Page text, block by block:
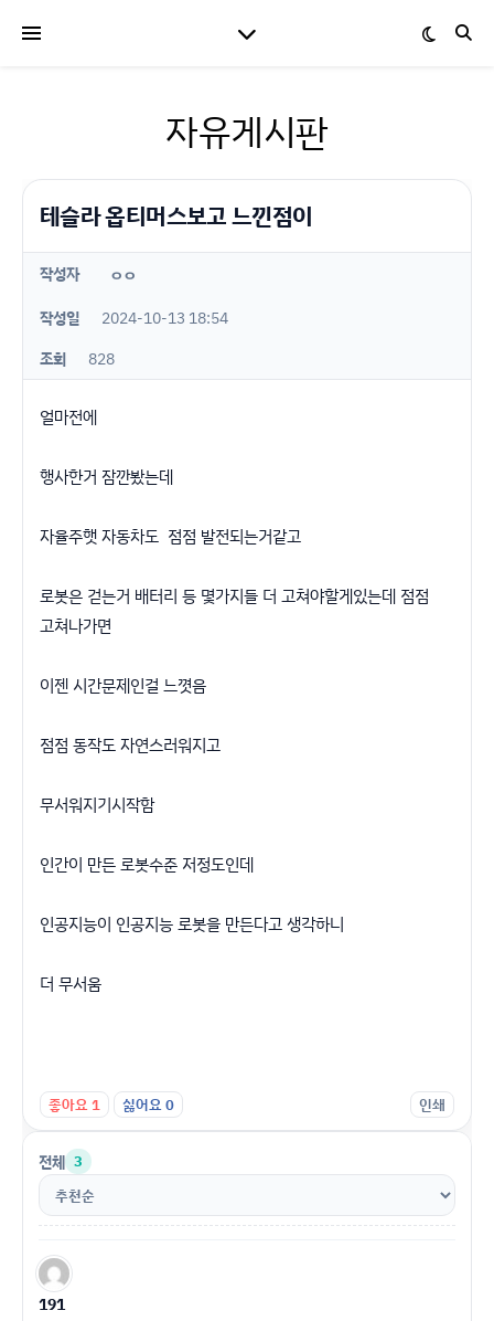
자유게시판
테슬라 옵티머스보고 느낀점이
작성자 ㅇㅇ
작성일
2024-10-13 18:54
조회
828
얼마전에
행사한거 잠깐봤는데
자율주햇 자동차도 점점 발전되는거같고
로봇은 걷는거 배터리 등 몇가지들 더 고쳐야할게있는데 점점
고쳐나가면
이젠 시간문제인걸 느꼇음
점점 동작도 자연스러워지고
무서워지기시작함
인간이 만든 로봇수준 저정도인데
인공지능이 인공지능 로봇을 만든다고 생각하니
더 무서움
좋아요1 싫어요0 인쇄
전체 3
191